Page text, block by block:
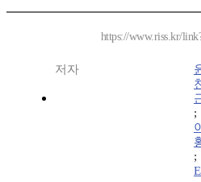
https://www.riss.kr/
저자
;
이
;